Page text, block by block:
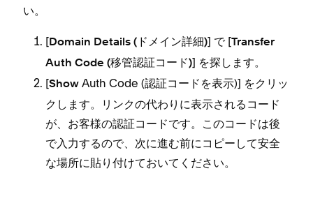
い⁠。
[⁠Domain Details (⁠ドメイン詳細⁠)⁠] で [⁠Transfer
Auth Code (⁠移管認証コ⁠ード⁠)⁠] を探します⁠。
[⁠Show Auth Code (⁠認証コ⁠ードを表示⁠)⁠] をクリ⁠ッ
クします⁠。リンクの代わりに表示されるコ⁠ード
が⁠、お客様の認証コ⁠ードです⁠。このコ⁠ードは後
で入力するので⁠、次に進む前にコピ⁠ーして安全
な場所に貼り付けておいてください⁠。